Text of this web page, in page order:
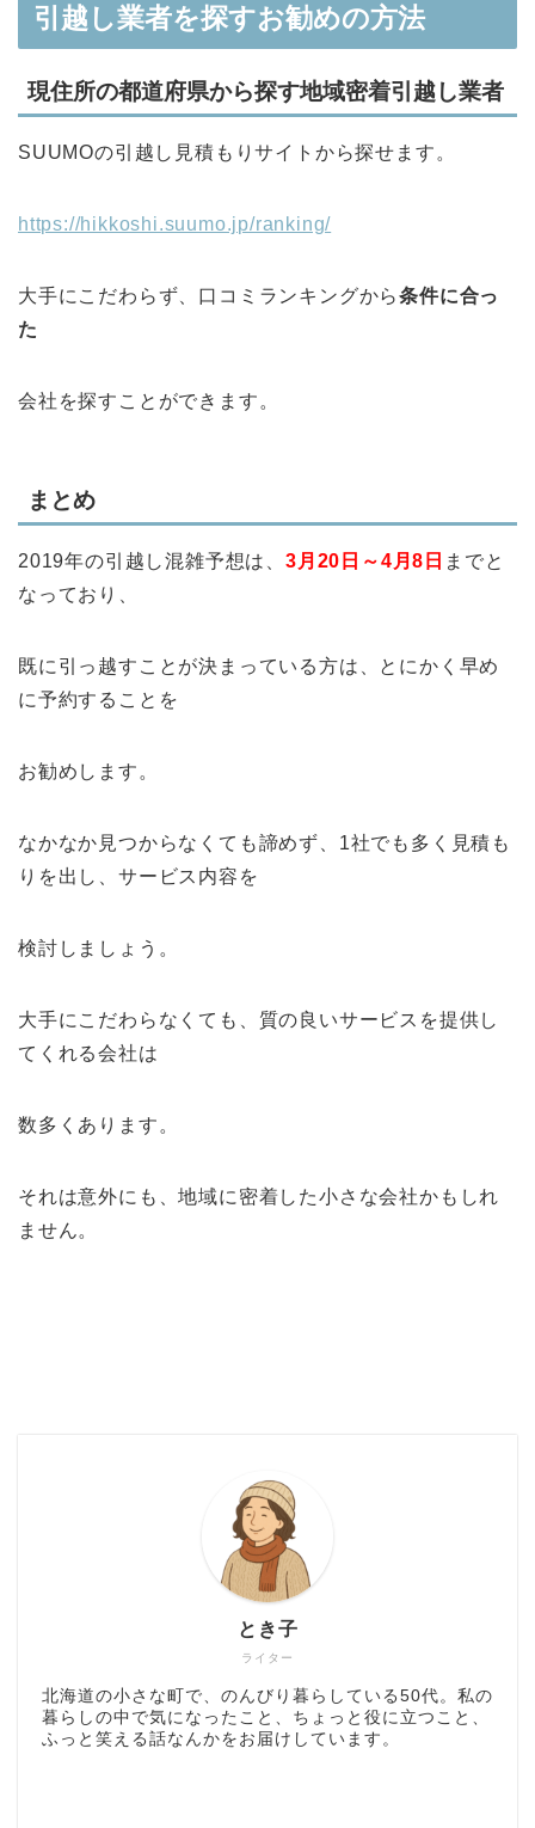
引越し業者を探すお勧めの方法
現住所の都道府県から探す地域密着引越し業者
SUUMOの引越し見積もりサイトから探せます。
https://hikkoshi.suumo.jp/ranking/
大手にこだわらず、口コミランキングから条件に合っ
た
会社を探すことができます。
まとめ
2019年の引越し混雑予想は、 3月20日～4月8日 までと
なっており、
既に引っ越すことが決まっている方は、とにかく早め
に予約することを
お勧めします。
なかなか見つからなくても諦めず、1社でも多く見積も
りを出し、サービス内容を
検討しましょう。
大手にこだわらなくても、質の良いサービスを提供し
てくれる会社は
数多くあります。
それは意外にも、地域に密着した小さな会社かもしれ
ません。
ライター
とき子
北海道の小さな町で、のんびり暮らしている50代。私の
暮らしの中で気になったこと、ちょっと役に立つこと、
ふっと笑える話なんかをお届けしています。